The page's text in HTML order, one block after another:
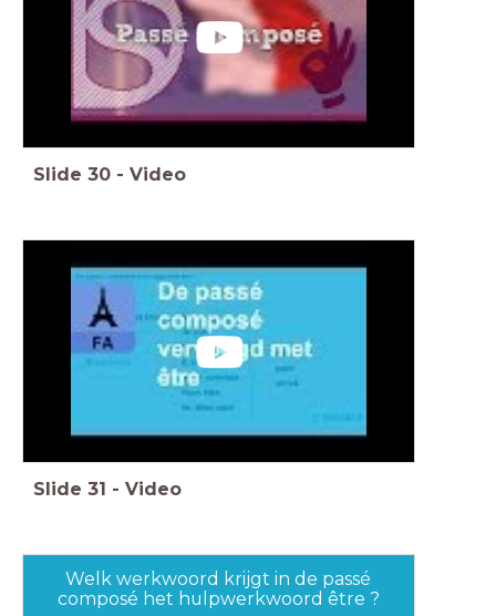
Slide 30 - Video
Slide 31 - Video
Welk werkwoord krijgt in de passé
composé het hulpwerkwoord être ?